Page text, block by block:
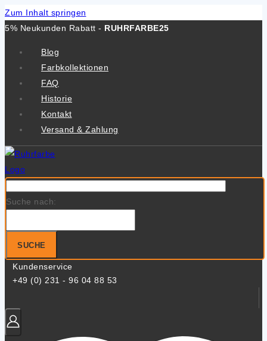
Zum Inhalt springen
5% Neukunden Rabatt - RUHRFARBE25
Blog
Farbkollektionen
FAQ
Historie
Kontakt
Versand & Zahlung
Suche nach:
SUCHE
Kundenservice
+49 (0) 231 - 96 04 88 53